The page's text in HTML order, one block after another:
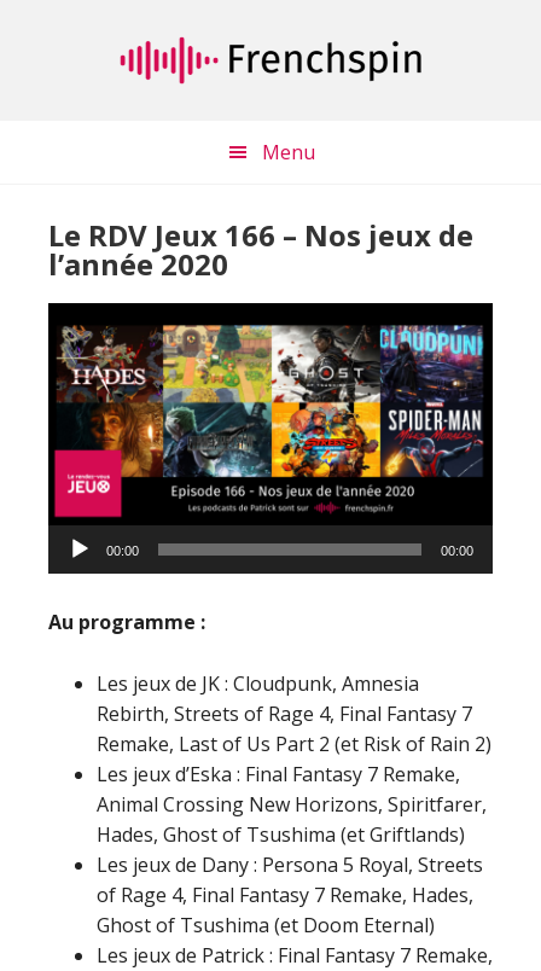
Menu
Le RDV Jeux 166 – Nos jeux de
l’année 2020
Lecteur
audio
00:00 00:00
Au programme :
Les jeux de JK : Cloudpunk, Amnesia
Rebirth, Streets of Rage 4, Final Fantasy 7
Remake, Last of Us Part 2 (et Risk of Rain 2)
Les jeux d’Eska : Final Fantasy 7 Remake,
Animal Crossing New Horizons, Spiritfarer,
Hades, Ghost of Tsushima (et Griftlands)
Les jeux de Dany : Persona 5 Royal, Streets
of Rage 4, Final Fantasy 7 Remake, Hades,
Ghost of Tsushima (et Doom Eternal)
Les jeux de Patrick : Final Fantasy 7 Remake,